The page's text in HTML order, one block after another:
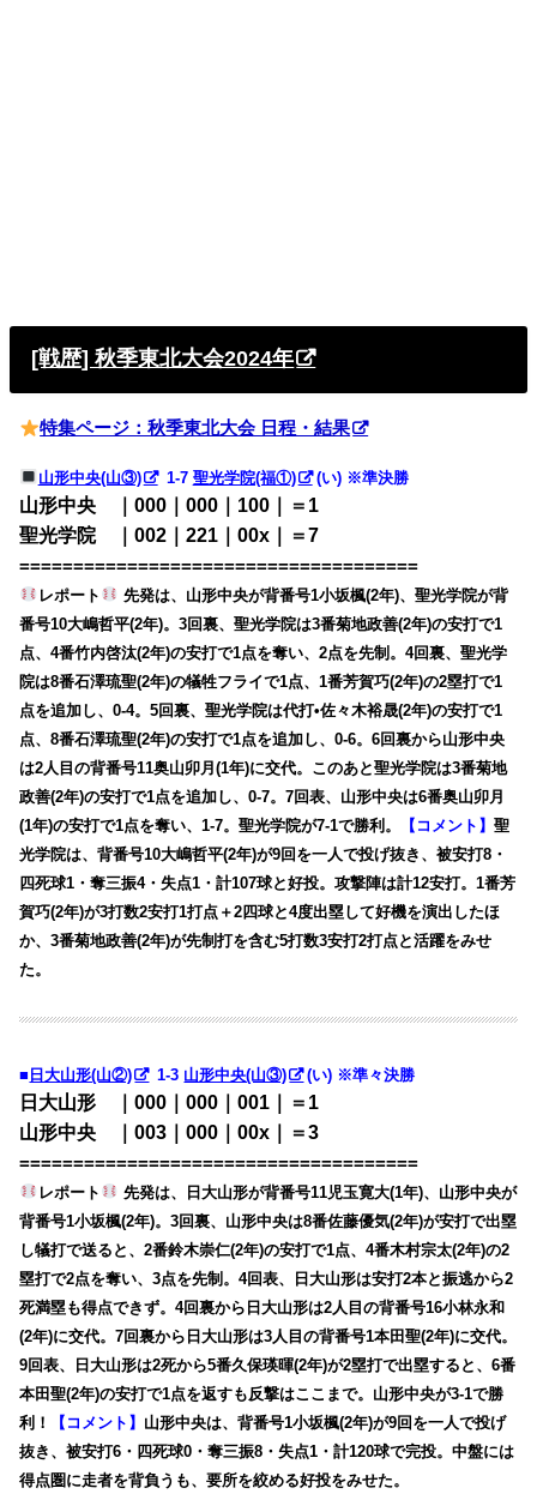
[戦歴] 秋季東北大会2024年
特集ページ：秋季東北大会 日程・結果
山形中央(山③) 1-7 聖光学院(福①) (い) ※準決勝
山形中央 ｜000｜000｜100｜＝1
聖光学院 ｜002｜221｜00x｜＝7
=====================================
レポート
先発は、山形中央が背番号1小坂楓(2年)、聖光学院が背
番号10大嶋哲平(2年)。3回裏、聖光学院は3番菊地政善(2年)の安打で1
点、4番竹内啓汰(2年)の安打で1点を奪い、2点を先制。4回裏、聖光学
院は8番石澤琉聖(2年)の犠牲フライで1点、1番芳賀巧(2年)の2塁打で1
点を追加し、0-4。5回裏、聖光学院は代打•佐々木裕晟(2年)の安打で1
点、8番石澤琉聖(2年)の安打で1点を追加し、0-6。6回裏から山形中央
は2人目の背番号11奥山卯月(1年)に交代。このあと聖光学院は3番菊地
政善(2年)の安打で1点を追加し、0-7。7回表、山形中央は6番奥山卯月
(1年)の安打で1点を奪い、1-7。聖光学院が7-1で勝利。
【コメント】聖
光学院は、背番号10大嶋哲平(2年)が9回を一人で投げ抜き、被安打8・
四死球1・奪三振4・失点1・計107球と好投。攻撃陣は計12安打。1番芳
賀巧(2年)が3打数2安打1打点＋2四球と4度出塁して好機を演出したほ
か、3番菊地政善(2年)が先制打を含む5打数3安打2打点と活躍をみせ
た。
■ 日大山形(山②) 1-3 山形中央(山③) (い) ※準々決勝
日大山形 ｜000｜000｜001｜＝1
山形中央 ｜003｜000｜00x｜＝3
=====================================
レポート
先発は、日大山形が背番号11児玉寛大(1年)、山形中央が
背番号1小坂楓(2年)。3回裏、山形中央は8番佐藤優気(2年)が安打で出塁
し犠打で送ると、2番鈴木崇仁(2年)の安打で1点、4番木村宗太(2年)の2
塁打で2点を奪い、3点を先制。4回表、日大山形は安打2本と振逃から2
死満塁も得点できず。4回裏から日大山形は2人目の背番号16小林永和
(2年)に交代。7回裏から日大山形は3人目の背番号1本田聖(2年)に交代。
9回表、日大山形は2死から5番久保瑛暉(2年)が2塁打で出塁すると、6番
本田聖(2年)の安打で1点を返すも反撃はここまで。山形中央が3-1で勝
利！
【コメント】 山形中央は、背番号1小坂楓(2年)が9回を一人で投げ
抜き、被安打6・四死球0・奪三振8・失点1・計120球で完投。中盤には
得点圏に走者を背負うも、要所を絞める好投をみせた。